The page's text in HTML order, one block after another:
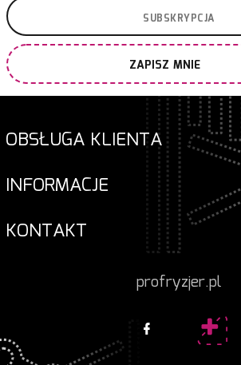
ZAPISZ MNIE
OBSŁUGA KLIENTA
INFORMACJE
KONTAKT
profryzjer.pl